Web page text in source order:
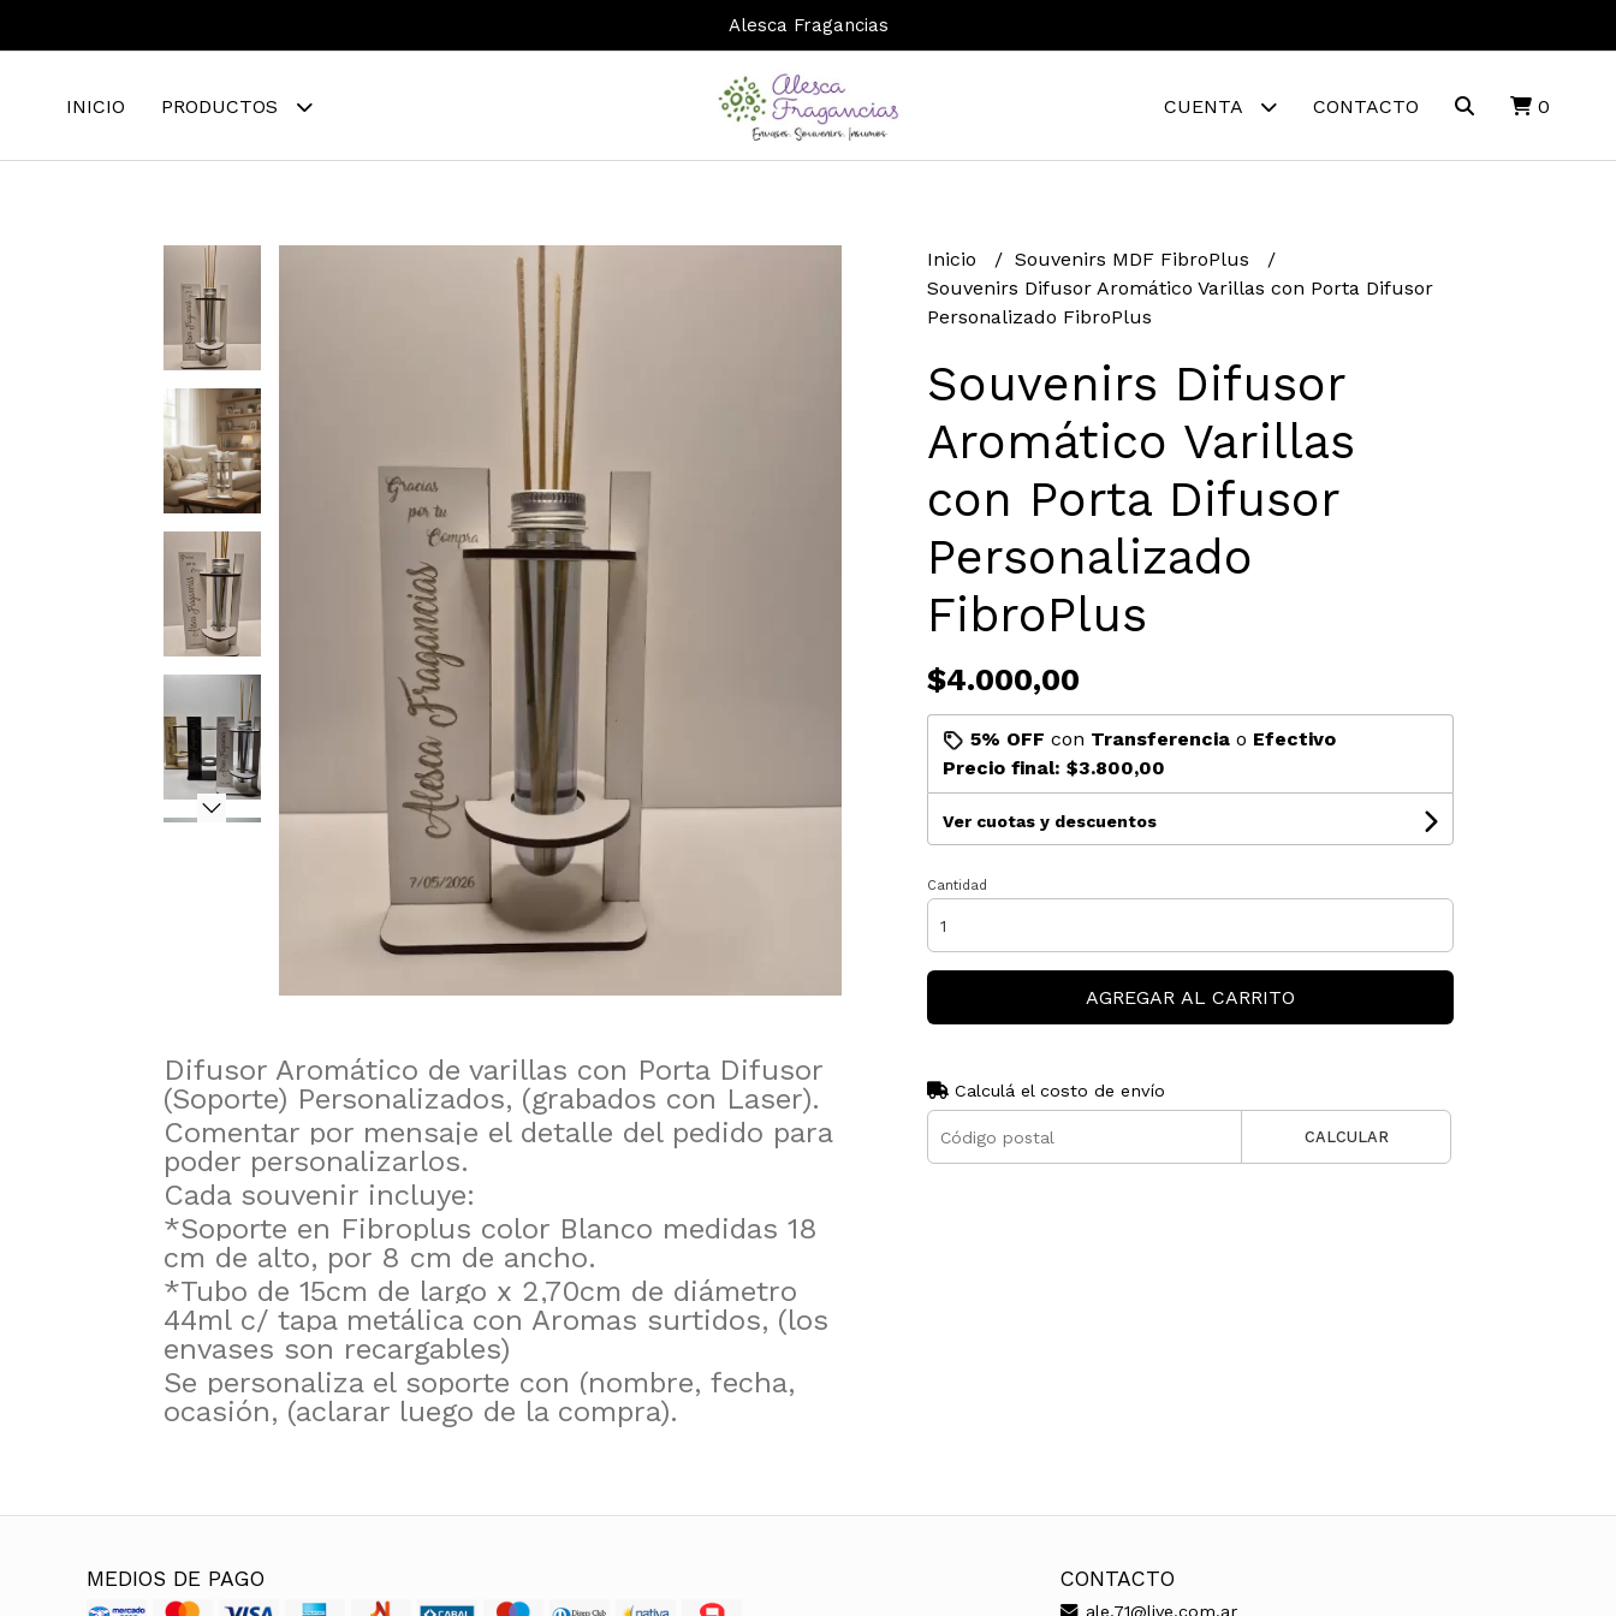
Alesca Fragancias
INICIO PRODUCTOS CUENTA CONTACTO 0
Difusor Aromático de varillas con Porta Difusor
(Soporte) Personalizados, (grabados con Laser).
Comentar por mensaje el detalle del pedido para
poder personalizarlos.
Cada souvenir incluye:
*Soporte en Fibroplus color Blanco medidas 18
cm de alto, por 8 cm de ancho.
*Tubo de 15cm de largo x 2,70cm de diámetro
44ml c/ tapa metálica con Aromas surtidos, (los
envases son recargables)
Se personaliza el soporte con (nombre, fecha,
ocasión, (aclarar luego de la compra).
Inicio
Souvenirs MDF FibroPlus
Souvenirs Difusor Aromático Varillas con Porta Difusor
Personalizado FibroPlus
Souvenirs Difusor
Aromático Varillas
con Porta Difusor
Personalizado
FibroPlus
$4.000,00
5% OFF con Transferenciao Efectivo
Precio final: $3.800,00
Ver cuotas y descuentos
Cantidad
AGREGAR AL CARRITO
Calculá el costo de envío
CALCULAR
MEDIOS DE PAGO CONTACTO
ale.71@live.com.ar